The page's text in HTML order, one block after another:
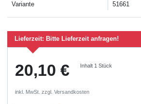
Variante 51661
Lieferzeit: Bitte Lieferzeit anfragen!
20,10 € Inhalt 1Stück
inkl. MwSt. zzgl. Versandkosten